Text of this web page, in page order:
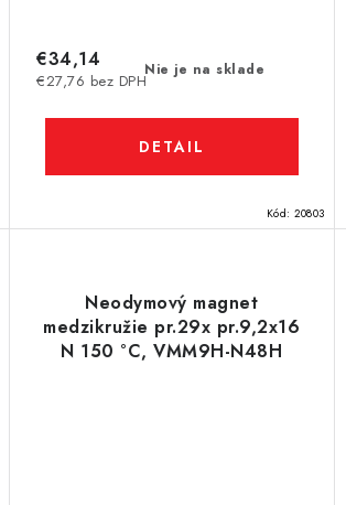
Nie je na sklade
€27,76 bez DPH
€34,14
DETAIL
Kód: 20803
Neodymový magnet
medzikružie pr.29x pr.9,2x16
N 150 °C, VMM9H-N48H